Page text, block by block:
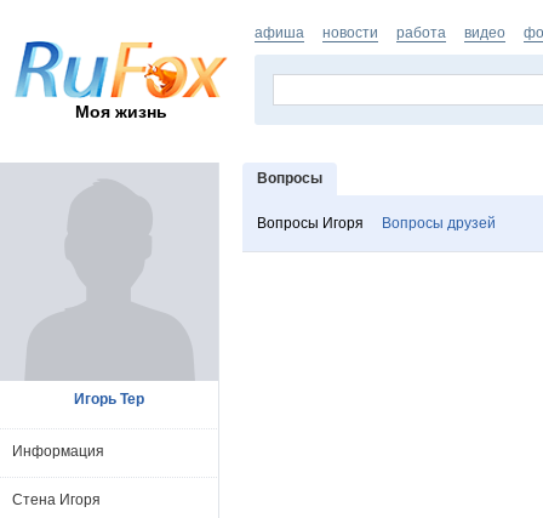
Моя жизнь
афиша новости работа видео
Вопросы
Вопросы Игоря Вопросы друзей
Игорь Тер
Информация
Стена Игоря